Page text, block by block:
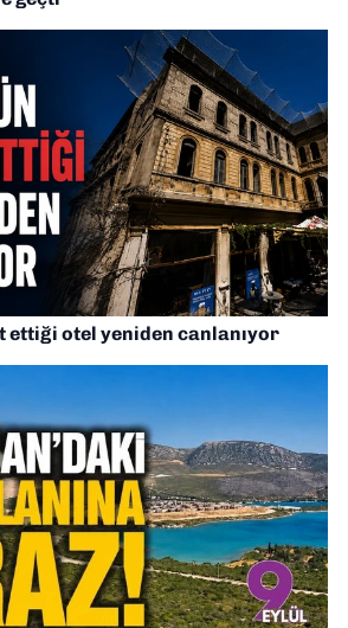
ettiği otel yeniden canlanıyor